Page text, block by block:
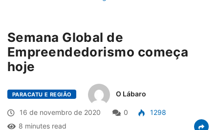
Semana Global de
Empreendedorismo começa
hoje
PARACATU E REGIÃO O Lábaro
16 de novembro de 2020 0
1298
8 minutes read